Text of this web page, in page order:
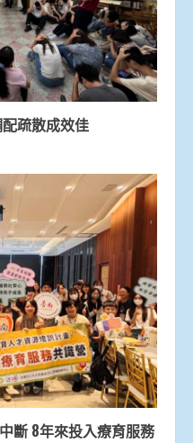
疏散成效佳
斷 8年來投入療育服務